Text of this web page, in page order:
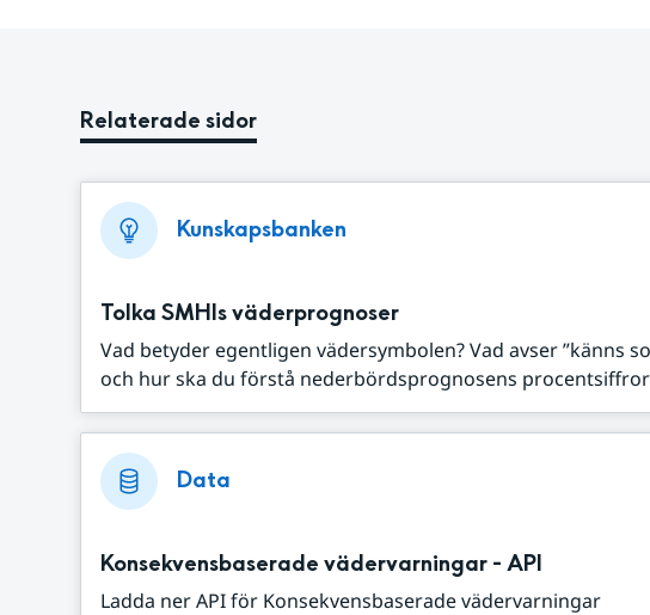
Relaterade sidor
Kunskapsbanken
Tolka SMHIs väderprognoser
Vad betyder egentligen vädersymbolen? Vad avser ”känns
och hur ska du förstå nederbördsprognosens
Data
Konsekvensbaserade vädervarningar - API
Ladda ner API för Konsekvensbaserade vädervarningar